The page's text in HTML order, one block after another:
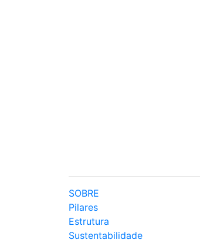
SOBRE
Pilares
Estrutura
Sustentabilidade